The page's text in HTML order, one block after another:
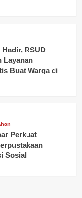
RSUD
Layanan
Buat Warga di
Perkuat
Sosial